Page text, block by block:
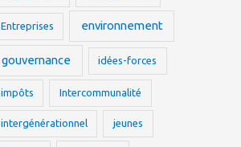
Entreprises environnement
gouvernance idées-forces
impôts Intercommunalité
intergénérationnel jeunes